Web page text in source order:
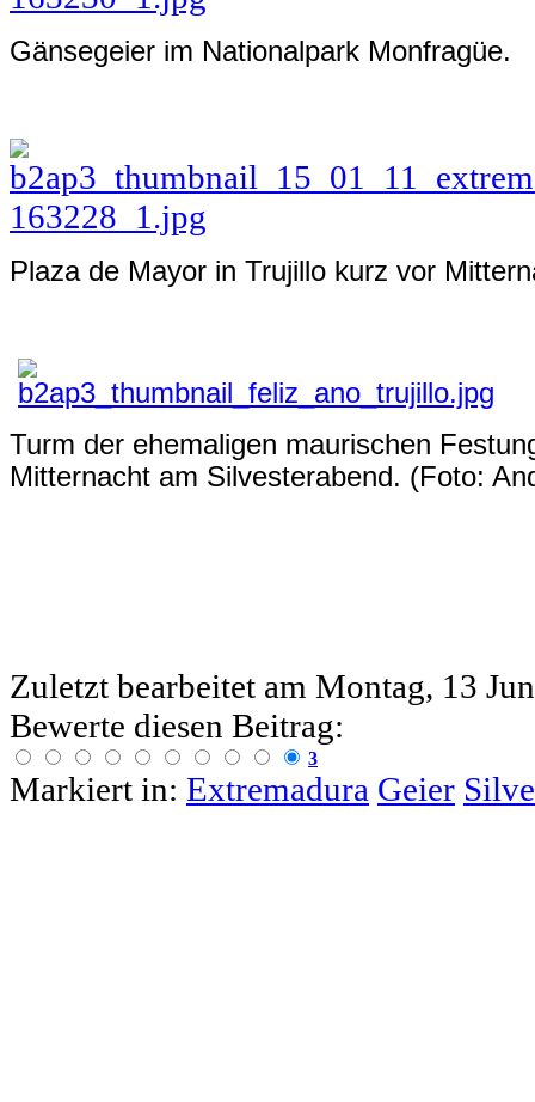
Gänsegeier im Nationalpark Monfragüe.
Plaza de Mayor in Trujillo kurz vor
Turm der ehemaligen maurischen
Mitternacht am Silvesterabend. (Foto:
Zuletzt bearbeitet am Montag, 13
Bewerte diesen Beitrag:
3
Markiert in: Extremadura Geier